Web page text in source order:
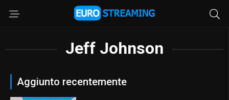
Jeff Johnson
Aggiunto recentemente